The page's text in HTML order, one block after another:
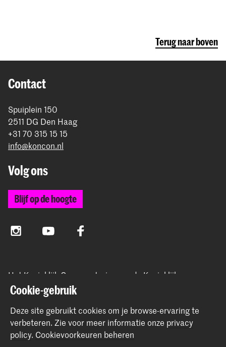
Terug naar boven
Contact
Spuiplein 150
2511 DG Den Haag
+31 70 315 15 15
info@koncon.nl
Volg ons
Blijf op de hoogte
InstagramYouTube Facebook
Het Koninklijk Conservatorium en de Koninklijke
Academie van Beeldende Kunsten vormen samen
Hogeschool der Kunsten Den Haag.
Cookie-gebruik
Deze site gebruikt cookies om je browse-ervaring te
verbeteren. Zie voor meer informatie onze privacy
policy. Cookievoorkeuren beheren